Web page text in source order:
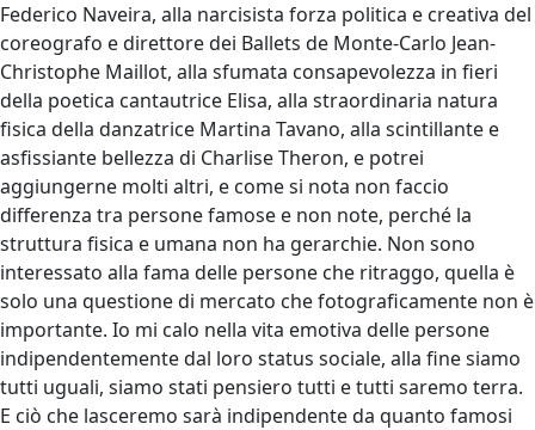
Federico Naveira, alla narcisista forza politica e creativa del
coreografo e direttore dei Ballets de Monte-Carlo Jean-
Christophe Maillot, alla sfumata consapevolezza in fieri
della poetica cantautrice Elisa, alla straordinaria natura
fisica della danzatrice Martina Tavano, alla scintillante e
asfissiante bellezza di Charlise Theron, e potrei
aggiungerne molti altri, e come si nota non faccio
differenza tra persone famose e non note, perché la
struttura fisica e umana non ha gerarchie. Non sono
interessato alla fama delle persone che ritraggo, quella è
solo una questione di mercato che fotograficamente non è
importante. Io mi calo nella vita emotiva delle persone
indipendentemente dal loro status sociale, alla fine siamo
tutti uguali, siamo stati pensiero tutti e tutti saremo terra.
E ciò che lasceremo sarà indipendente da quanto famosi